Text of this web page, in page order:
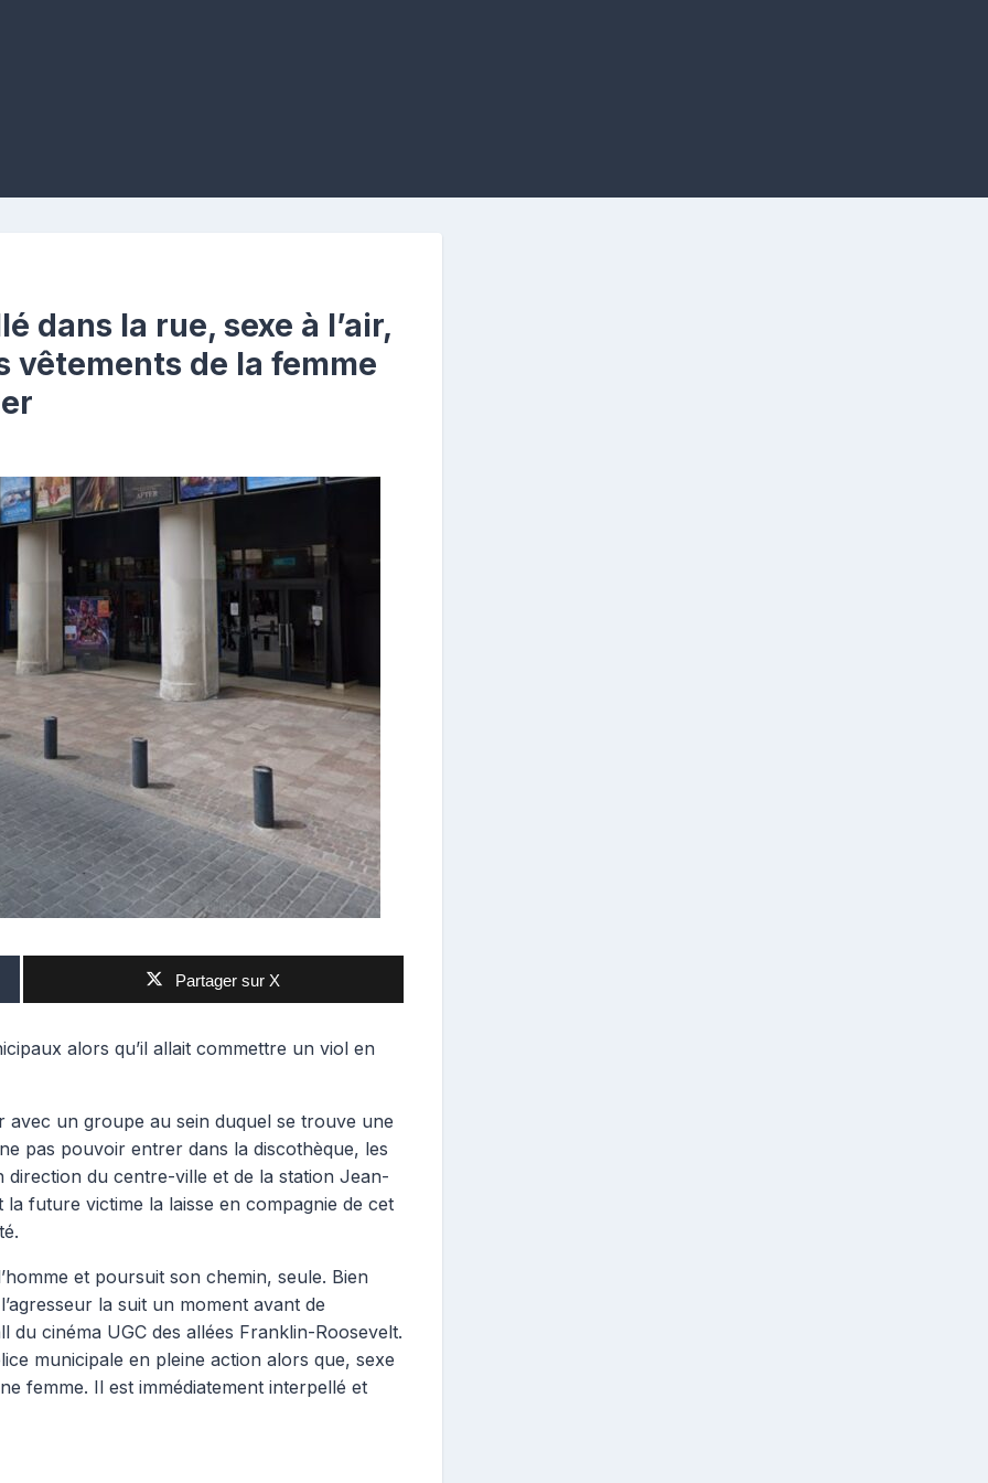
dans la rue, sexe à l’air,
vêtements de la femme
Partager sur X
alors qu’il allait commettre un viol en
un groupe au sein duquel se trouve une
pas pouvoir entrer dans la discothèque, les
du centre-ville et de la station Jean-
future victime la laisse en compagnie de cet
et poursuit son chemin, seule. Bien
la suit un moment avant de
du cinéma UGC des allées Franklin-Roosevelt.
municipale en pleine action alors que, sexe
femme. Il est immédiatement interpellé et